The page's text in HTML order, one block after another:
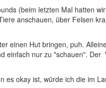
(beim letzten Mal hatten
anschauen, über Felsen
einen Hut bringen, puh.
einfach nur zu "schauen".
es okay ist, würde ich die im